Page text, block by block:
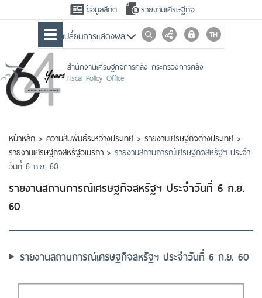
ข้อมูลสถิติ รายงานเศรษฐกิจ
เปลื่ยนการแสดงผล
สำนักงานเศรษฐกิจการคลัง กระทรวงการคลัง
Fiscal Policy Office
หน้าหลัก > ความสัมพันธ์ระหว่างประเทศ > รายงานเศรษฐกิจต่างประเทศ >
รายงานเศรษฐกิจสหรัฐอเมริกา > รายงานสถานการณ์เศรษฐกิจสหรัฐฯ ประจำ
วันที่ 6 ก.ย. 60
รายงานสถานการณ์เศรษฐกิจสหรัฐฯ ประจำวันที่ 6 ก.ย.
60
รายงานสถานการณ์เศรษฐกิจสหรัฐฯ ประจำวันที่ 6 ก.ย. 60